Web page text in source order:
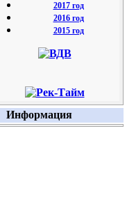
2017 год
2016 год
2015 год
Информация